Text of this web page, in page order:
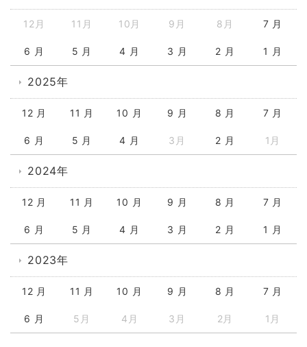
12月 11月 10月 9月 8月 7 月
6 月 5 月 4 月 3 月 2 月 1 月
2025年
12 月 11 月 10 月 9 月 8 月 7 月
6 月 5 月 4 月 3月 2 月 1月
2024年
12 月 11 月 10 月 9 月 8 月 7 月
6 月 5 月 4 月 3 月 2 月 1 月
2023年
12 月 11 月 10 月 9 月 8 月 7 月
6 月 5月 4月 3月 2月 1月